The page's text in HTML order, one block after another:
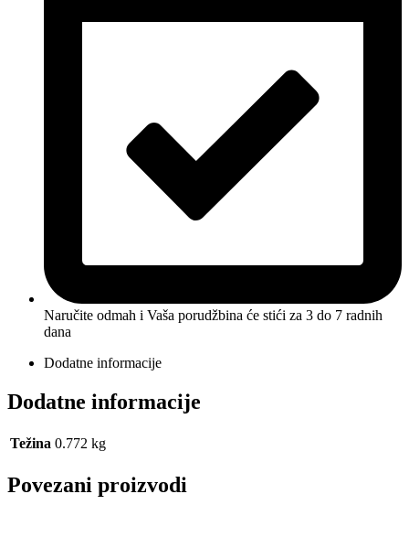
Naručite odmah i Vaša porudžbina će stići za 3 do 7 radnih
dana
Dodatne informacije
Dodatne informacije
Težina 0.772 kg
Povezani proizvodi